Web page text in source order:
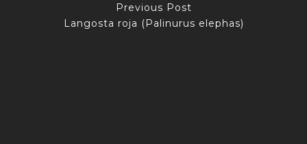
Previous Post
Langosta roja (Palinurus elephas)